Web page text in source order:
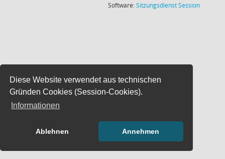
Diese Website verwendet aus technischen
Gründen Cookies (Session-Cookies).
Informationen
Ablehnen Annehmen
Software:SitzungsdienstSession(Wird in